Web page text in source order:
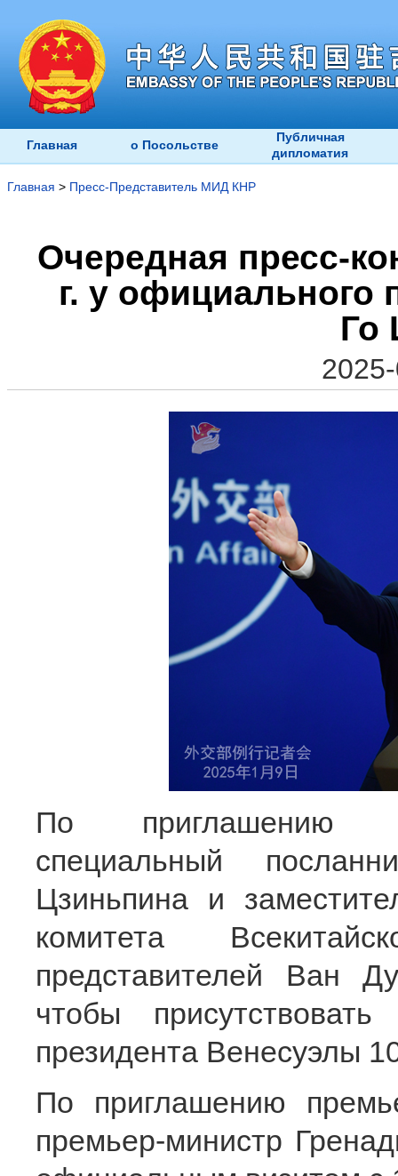
Главная о Посольстве
Публичная
дипломатия
Главная > Пресс-Представитель МИД КНР
Очередная пресс-
г. у
Го
По приглашению
специальный
Цзиньпина и
комитета
представителей Ван
чтобы
президента Венесуэлы
По приглашению
премьер-министр